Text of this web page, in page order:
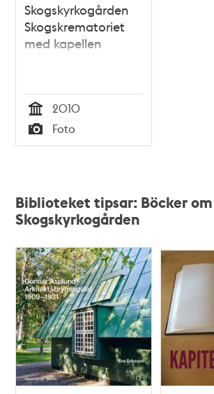
Skogskyrkogården
Skogskrematoriet
med kapellen
Tid
2010
Typ
Foto
Biblioteket tipsar: Böcker om
Skogskyrkogården